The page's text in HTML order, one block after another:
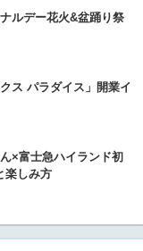
ルデー花火&盆踊り祭
ス パラダイス」開業イ
×富士急ハイランド初
楽しみ方